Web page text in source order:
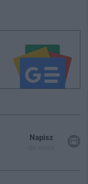
Napisz